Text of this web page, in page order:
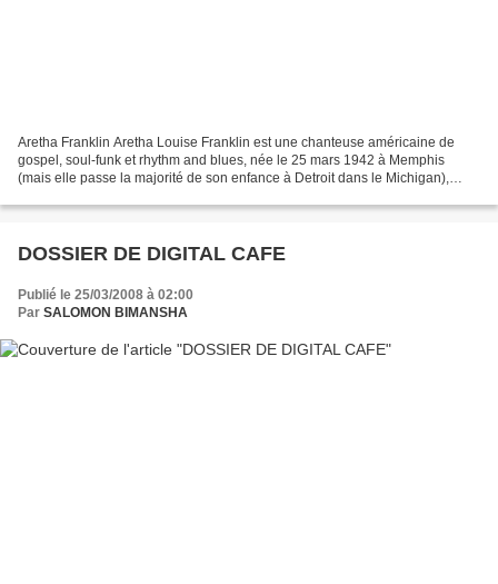
Aretha Franklin Aretha Louise Franklin est une chanteuse américaine de
gospel, soul-funk et rhythm and blues, née le 25 mars 1942 à Memphis
(mais elle passe la majorité de son enfance à Detroit dans le Michigan),
DOSSIER DE DIGITAL CAFE
Publié le 25/03/2008 à 02:00
Par SALOMON BIMANSHA